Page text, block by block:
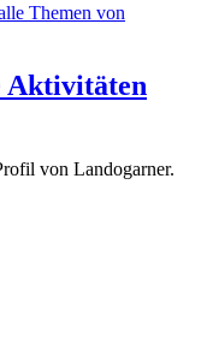
Themen von
Aktivitäten
von Landogarner.